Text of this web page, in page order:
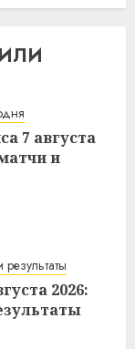
7 августа
и
2026: